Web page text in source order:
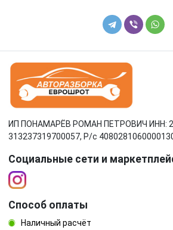
ИП ПОНАМАРЁВ РОМАН ПЕТРОВИЧ ИНН:
313237319700057, Р/c
Социальные сети и
Способ оплаты
Наличный расчёт